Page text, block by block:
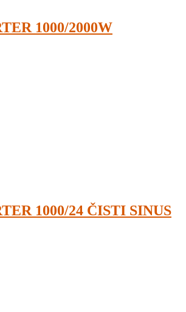
1000/2000W
1000/24 ČISTI SINUS